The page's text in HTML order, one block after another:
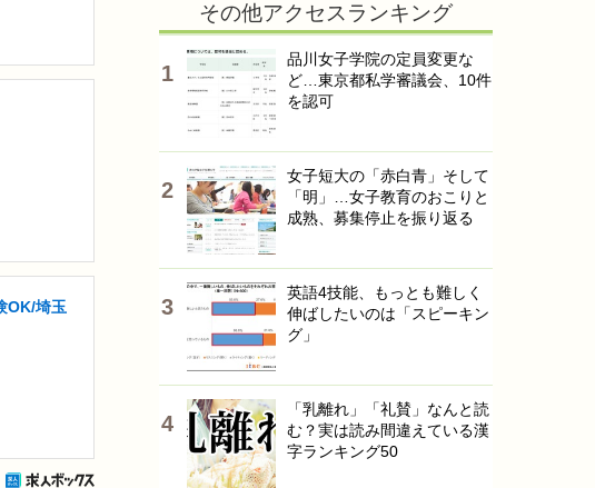
OK/埼玉
その他アクセスランキング
品川女子学院の定員変更な
ど…東京都私学審議会、10件
を認可
女子短大の「赤白青」そして
「明」…女子教育のおこりと
成熟、募集停止を振り返る
英語4技能、もっとも難しく
伸ばしたいのは「スピーキン
グ」
「乳離れ」「礼賛」なんと読
む？実は読み間違えている漢
字ランキング50